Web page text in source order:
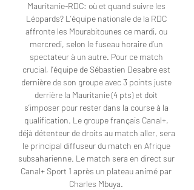
Mauritanie-RDC: où et quand suivre les
Léopards? L’équipe nationale de la RDC
affronte les Mourabitounes ce mardi, ou
mercredi, selon le fuseau horaire d’un
spectateur à un autre. Pour ce match
crucial, l’équipe de Sébastien Desabre est
dernière de son groupe avec 3 points juste
derrière la Mauritanie (4 pts) et doit
s’imposer pour rester dans la course à la
qualification. Le groupe français Canal+,
déjà détenteur de droits au match aller, sera
le principal diffuseur du match en Afrique
subsaharienne. Le match sera en direct sur
Canal+ Sport 1 après un plateau animé par
Charles Mbuya.